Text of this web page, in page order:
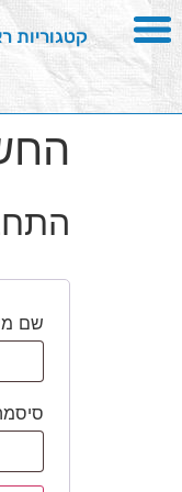
קטגוריות
שם